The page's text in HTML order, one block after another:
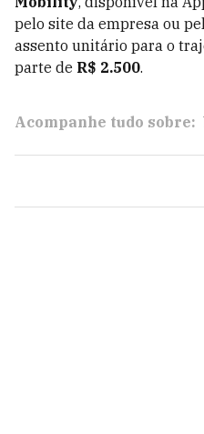
pelo site da empresa ou
assento unitário para o
parte de R$ 2.500.
Acompanhe tudo sobre: